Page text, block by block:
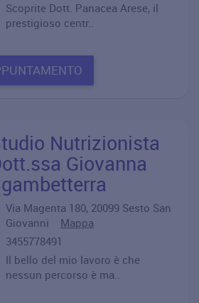
Scoprite Dott. Panacea Arese, il
prestigioso centr..
Nutrizionista
Giovanna
Via Magenta 180, 20099 Sesto San
Giovanni Mappa
3455778491
Il bello del mio lavoro è che
nessun percorso è ma..